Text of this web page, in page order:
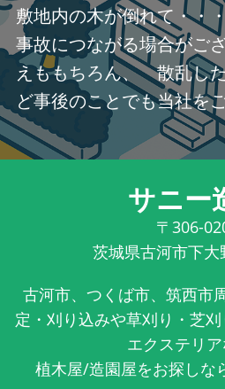
敷地内の木が倒れて・・・
事故につながる場合がご
えももちろん、 散乱し
ど事後のことでも当社を
サニー
〒306-
茨城県古河市下
古河市、つくば市、筑西市
定・刈り込みや草刈り・芝
エクステリ
植木屋/造園屋をお探しな